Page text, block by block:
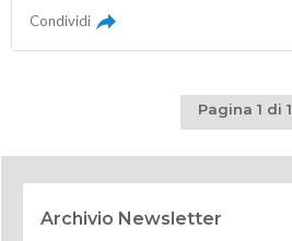
Condividi
Pagina 1 di 1
Archivio Newsletter